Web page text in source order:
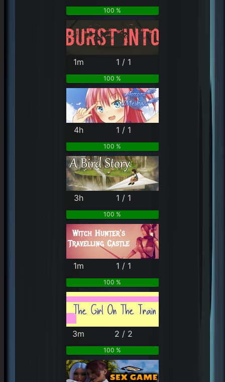
100 %
1m 1 / 1
100 %
4h 1 / 1
100 %
3h 1 / 1
100 %
1m 1 / 1
100 %
3m 2 / 2
100 %